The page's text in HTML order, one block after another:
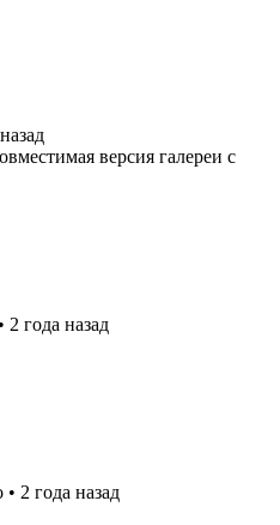
версия галереи с
• 2 года назад
• 2 года назад